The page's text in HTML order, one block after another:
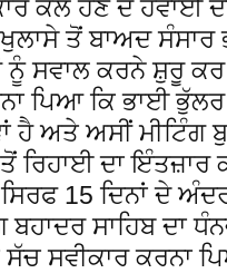
ਕੋਲ ਹੋਣ ਦੇ ਹਵਾਈ
ਤੋਂ ਬਾਅਦ
ਸਵਾਲ ਕਰਨੇ ਸ਼ੁਰੂ
ਪਿਆ ਕਿ ਭਾਈ ਭੁੱਲਰ
ਹੈ ਅਤੇ ਅਸੀਂ ਮੀਟਿੰਗ
ਰਿਹਾਈ ਦਾ ਇੰਤਜ਼ਾਰ
15 ਦਿਨਾਂ ਦੇ
ਸਾਹਿਬ ਦਾ
ਸੱਚ ਸਵੀਕਾਰ ਕਰਨਾ